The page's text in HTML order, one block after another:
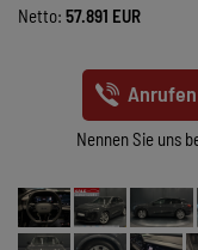
MARKENWELT
UNTERNEHMEN
KONTAKT
Netto: 57.891 EUR
Nennen Sie uns